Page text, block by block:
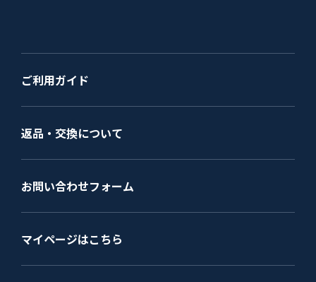
ご利用ガイド
返品・交換について
お問い合わせフォーム
マイページはこちら